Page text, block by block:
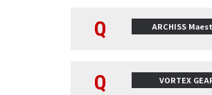
Q ARCHISS
Q VORTEX